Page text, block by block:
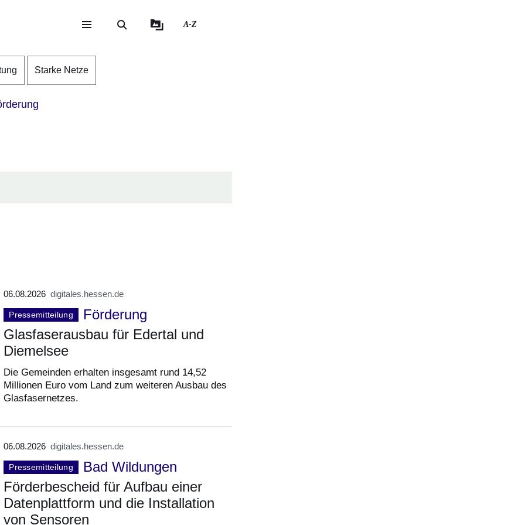
A-Z
Starke Netze
06.08.2026 digitales.hessen.de
Pressemitteilung
Förderung
Glasfaserausbau für Edertal und
Diemelsee
Die Gemeinden erhalten insgesamt rund 14,52
Millionen Euro vom Land zum weiteren Ausbau des
Glasfasernetzes.
06.08.2026 digitales.hessen.de
Pressemitteilung
Bad Wildungen
Förderbescheid für Aufbau einer
Datenplattform und die Installation
von Sensoren